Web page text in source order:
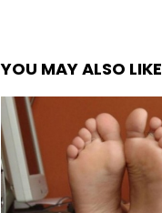
YOU MAY ALSO LIKE